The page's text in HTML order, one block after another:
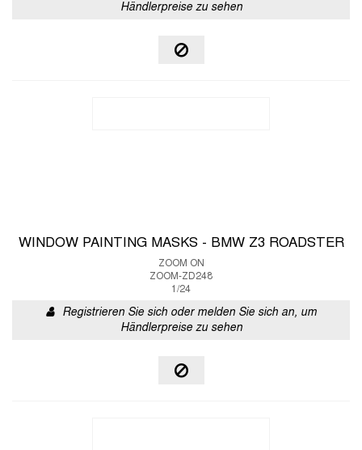
Händlerpreise zu sehen
WINDOW PAINTING MASKS - BMW Z3 ROADSTER
ZOOM ON
ZOOM-ZD248
1/24
Registrieren Sie sich oder melden Sie sich an, um
Händlerpreise zu sehen